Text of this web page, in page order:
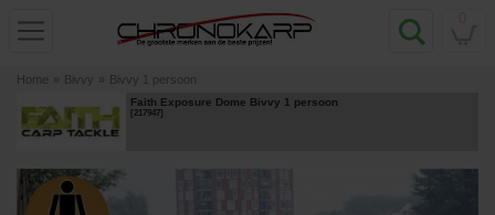
Home » Bivvy » Bivvy 1 persoon
Faith Exposure Dome Bivvy 1 persoon
[217947]